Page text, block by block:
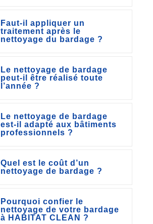
Faut-il appliquer un
traitement après le
nettoyage du bardage ?
Le nettoyage de bardage
peut-il être réalisé toute
l’année ?
Le nettoyage de bardage
est-il adapté aux bâtiments
professionnels ?
Quel est le coût d’un
nettoyage de bardage ?
Pourquoi confier le
nettoyage de votre bardage
à HABITAT CLEAN ?